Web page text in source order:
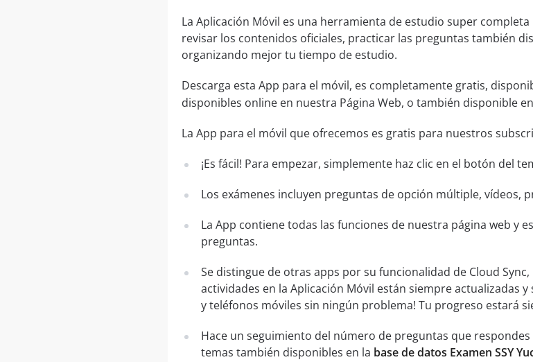
La Aplicación Móvil es una herramienta de estudio super
revisar los contenidos oficiales, practicar las preguntas también
organizando mejor tu tiempo de estudio.
Descarga esta App para el móvil, es completamente gratis,
disponibles online en nuestra Página Web, o también disponible
La App para el móvil que ofrecemos es gratis para nuestros
¡Es fácil! Para empezar, simplemente haz clic en el botón del
Los exámenes incluyen preguntas de opción múltiple, vídeos,
La App contiene todas las funciones de nuestra página web y
preguntas.
Se distingue de otras apps por su funcionalidad de Cloud
actividades en la Aplicación Móvil están siempre actualizadas
y teléfonos móviles sin ningún problema! Tu progreso estará
Hace un seguimiento del número de preguntas que
temas también disponibles en la base de datos Examen SSY